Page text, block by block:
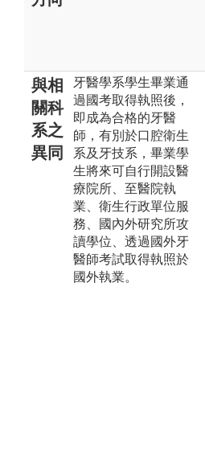
與相
關科
系之
異同
牙醫學系學生畢業通
過國考取得執照後，
即成為合格的牙醫
師，有別於口腔衛生
系及牙技系，畢業學
生將來可自行開設醫
療院所、至醫院執
業、衛生行政單位服
務、國內外研究所攻
讀學位、透過國外牙
醫師考試取得執照於
國外執業。